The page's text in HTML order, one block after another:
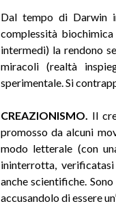
Dal tempo di Darwin
complessità
intermedi) la rendono
miracoli (realtà
sperimentale. Si
CREAZIONISMO.
Il
promosso da alcuni
modo letterale (con
ininterrotta,
anche scientifiche.
accusandolo di essere